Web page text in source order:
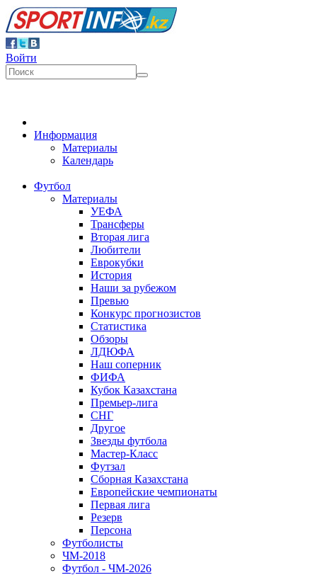
Войти
Информация
Материалы
Календарь
Футбол
Материалы
УЕФА
Трансферы
Вторая лига
Любители
Еврокубки
История
Наши за рубежом
Превью
Конкурс прогнозистов
Статистика
Обзоры
ЛДЮФА
Наш соперник
ФИФА
Кубок Казахстана
Премьер-лига
СНГ
Другое
Звезды футбола
Мастер-Класс
Футзал
Сборная Казахстана
Европейские чемпионаты
Первая лига
Резерв
Персона
Футболисты
ЧМ-2018
Футбол - ЧМ-2026